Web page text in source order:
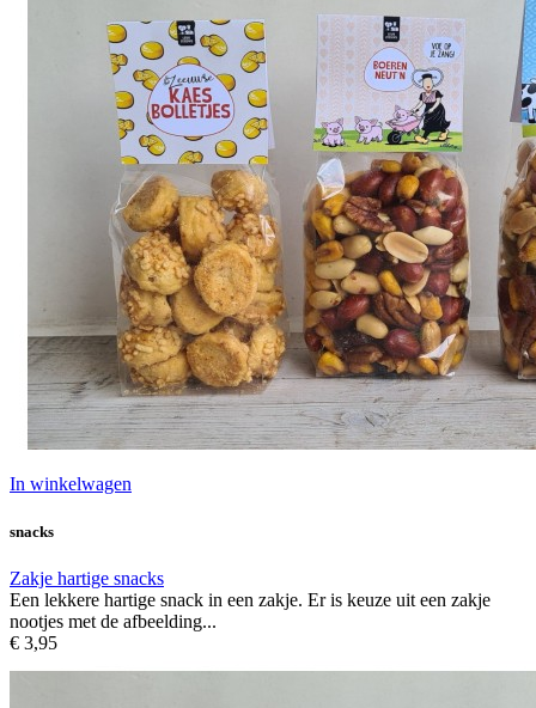
In winkelwagen
snacks
Zakje hartige snacks
Een lekkere hartige snack in een zakje. Er is keuze uit een zakje
nootjes met de afbeelding...
€ 3,95